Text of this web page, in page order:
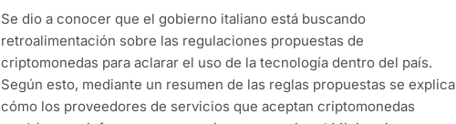
Se dio a conocer que el gobierno italiano está buscando
retroalimentación sobre las regulaciones propuestas de
criptomonedas para aclarar el uso de la tecnología dentro del país.
Según esto, mediante un resumen de las reglas propuestas se explica
cómo los proveedores de servicios que aceptan criptomonedas